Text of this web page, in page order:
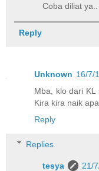
Coba diliat ya..
Reply
Unknown 16/7/
Mba, klo dari
Kira kira naik
Reply
Replies
tesya
21/